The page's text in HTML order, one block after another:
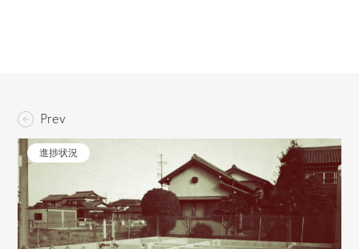
Prev
進捗状況